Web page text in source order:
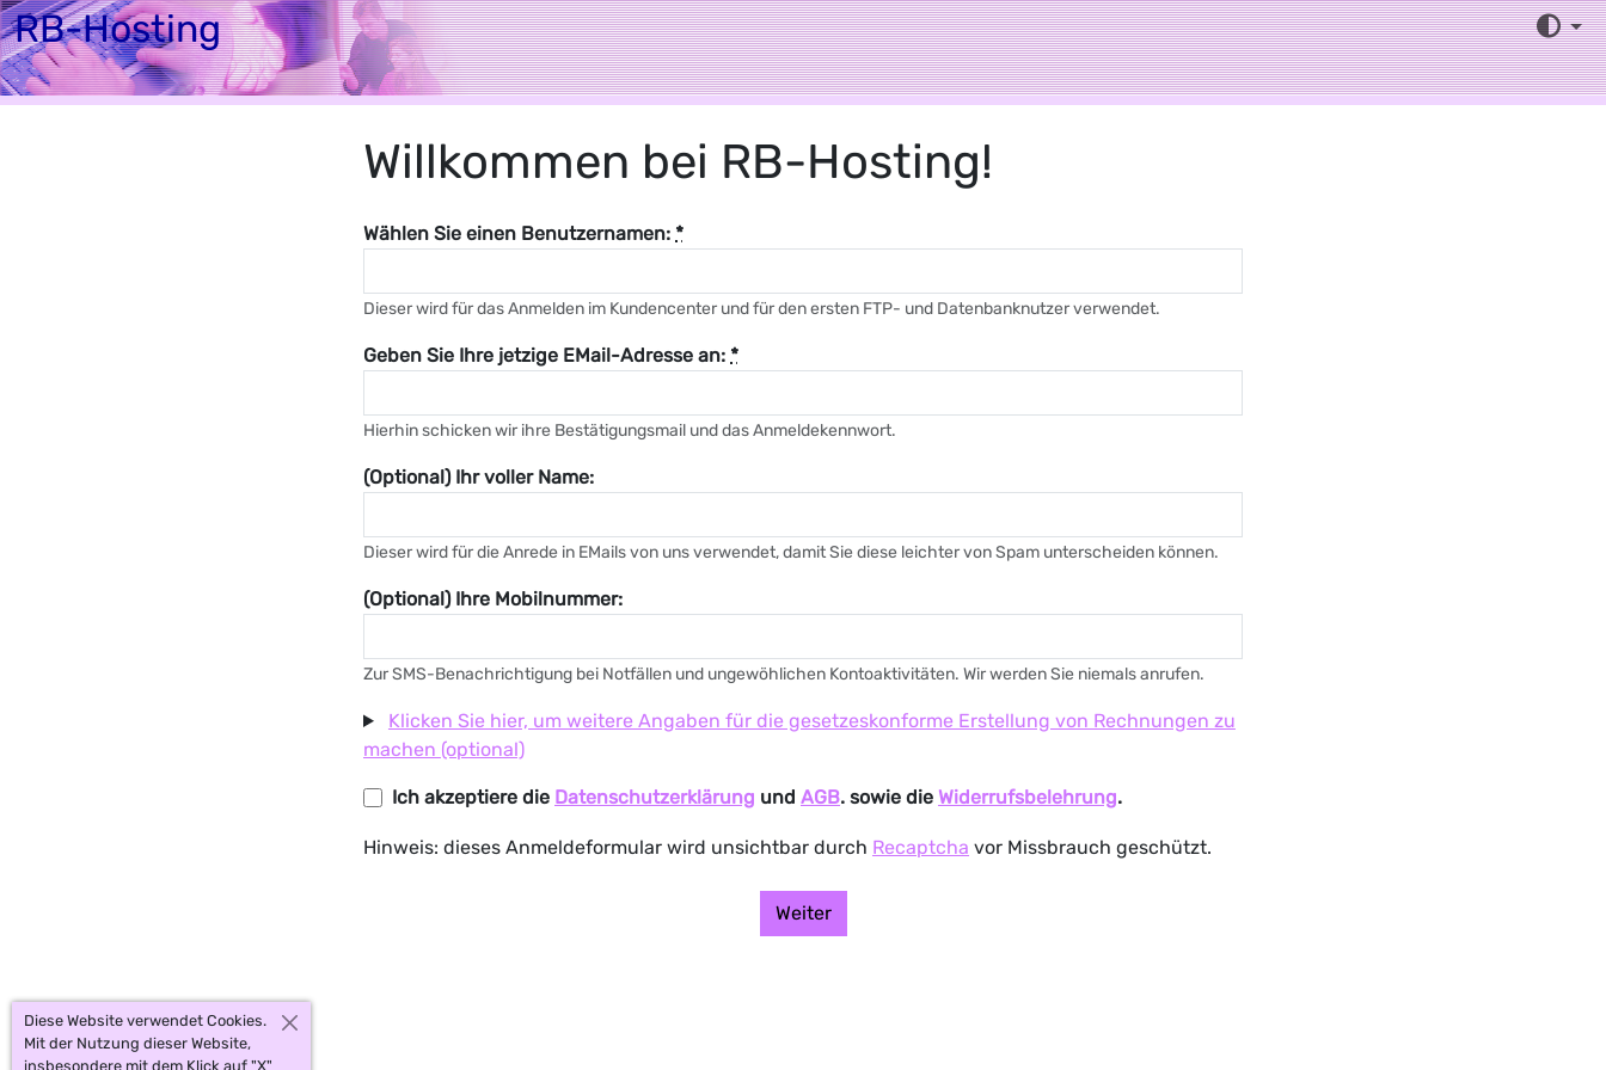
RB-Hosting
Home Webhosting EMail MX Cloud News Impressum AGB Hilfe/FAQ
Willkommen bei RB-Hosting!
Wählen Sie einen Benutzernamen: *
Dieser wird für das Anmelden im Kundencenter und für den ersten FTP- und Datenbanknutzer verwendet.
Geben Sie Ihre jetzige EMail-Adresse an: *
Hierhin schicken wir ihre Bestätigungsmail und das Anmeldekennwort.
(Optional) Ihr voller Name:
Dieser wird für die Anrede in EMails von uns verwendet, damit Sie diese leichter von Spam unterscheiden können.
(Optional) Ihre Mobilnummer:
Zur SMS-Benachrichtigung bei Notfällen und ungewöhlichen Kontoaktivitäten. Wir werden Sie niemals anrufen.
Klicken Sie hier, um weitere Angaben für die gesetzeskonforme Erstellung von Rechnungen zu
machen (optional)
Ich akzeptiere die Datenschutzerklärung und AGB. sowie die Widerrufsbelehrung.
Hinweis: dieses Anmeldeformular wird unsichtbar durch Recaptcha vor Missbrauch geschützt.
Weiter
Diese Website verwendet Cookies.
Mit der Nutzung dieser Website,
insbesondere mit dem Klick auf "X"